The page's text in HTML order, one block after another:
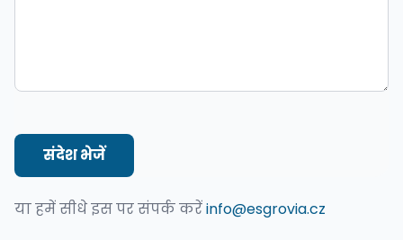
संदेश भेजें
या हमें सीधे इस पर संपर्क करेंinfo@esgrovia.cz